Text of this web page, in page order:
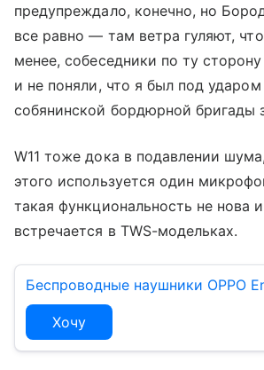
предупреждало, конечно, но
все равно — там ветра гуляют,
менее, собеседники по ту
и не поняли, что я был под
собянинской бордюрной бригады
W11 тоже дока в подавлении
этого используется один
такая функциональность не нова
встречается в TWS-модельках.
Беспроводные наушники OPPO
Хочу